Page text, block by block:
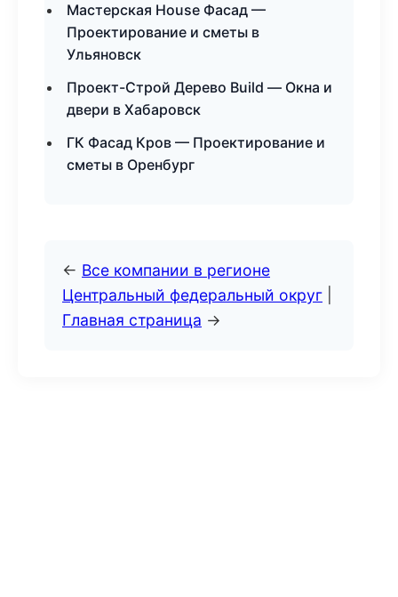
Мастерская House Фасад —
Проектирование и сметы в
Ульяновск
Проект-Строй Дерево Build — Окна и
двери в Хабаровск
ГК Фасад Кров — Проектирование и
сметы в Оренбург
← Все компании в регионе
Центральный федеральный округ
Главная страница →